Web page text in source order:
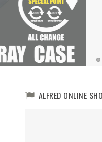
ALFRED ONLINE